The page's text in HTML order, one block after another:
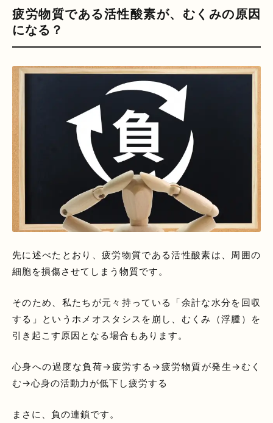
疲労物質である活性酸素が、むくみの原因
になる？
先に述べたとおり、疲労物質である活性酸素は、周囲の
細胞を損傷させてしまう物質です。
そのため、私たちが元々持っている「余計な水分を回収
する」というホメオスタシスを崩し、むくみ（浮腫）を
引き起こす原因となる場合もあります。
心身への過度な負荷→疲労する→疲労物質が発生→むく
む→心身の活動力が低下し疲労する
まさに、負の連鎖です。